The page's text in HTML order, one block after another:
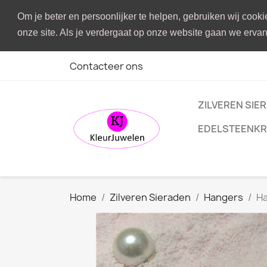
Om je beter en persoonlijker te helpen, gebruiken wij
onze site. Als je verdergaat op onze website gaan we
Contacteer ons
ZILVEREN
Home Zilveren Sieraden Hangers